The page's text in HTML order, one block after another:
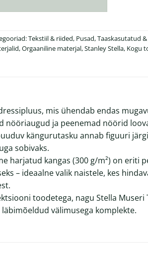
Tekstiil & riided, Pusad,Taaskasutatud
,Orgaaniline materjal,Stanley Stella, Kogu
mis ühendab endas
ja peenemad nöörid
kängurutasku annab figuuri
sobivaks.
harjatud kangas (300 g/m²) on eriti
– ideaalne valik naistele, kes
toodetega, nagu Stella Museri
välimusega komplekte.